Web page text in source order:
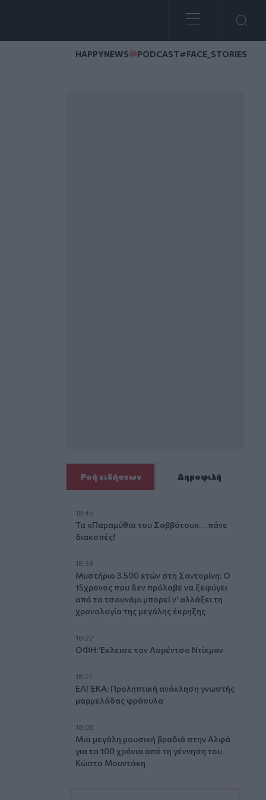
HAPPYNEWS PODCAST#FACE_STORIES
Ροή ειδήσεων Δημοφιλή
18:45
Τα «Παραμύθια του Σαββάτου»… πάνε
διακοπές!
18:38
Μυστήριο 3.500 ετών στη Σαντορίνη: Ο
15χρονος που δεν πρόλαβε να ξεφύγει
από το τσουνάμι μπορεί ν' αλλάξει τη
χρονολογία της μεγάλης έκρηξης
18:22
ΟΦΗ: Έκλεισε τον Λορέντσο Ντίκμαν
18:21
ΕΛΓΕΚΑ: Προληπτική ανάκληση γνωστής
μαρμελάδας φράουλα
18:05
Μια μεγάλη μουσική βραδιά στην Αλφά
για τα 100 χρόνια από τη γέννηση του
Κώστα Μουντάκη
18:04